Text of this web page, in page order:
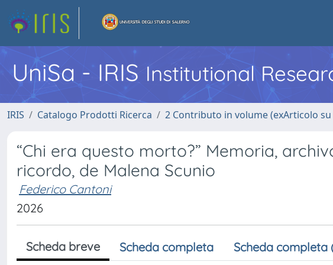
UniSa - IRIS Institutional
IRIS Catalogo Prodotti Ricerca 2 Contributo in volume (exArticolo
“Chi era questo morto?” Memoria,
ricordo, de Malena Scunio
Federico Cantoni
2026
Scheda breve Scheda completa Scheda completa